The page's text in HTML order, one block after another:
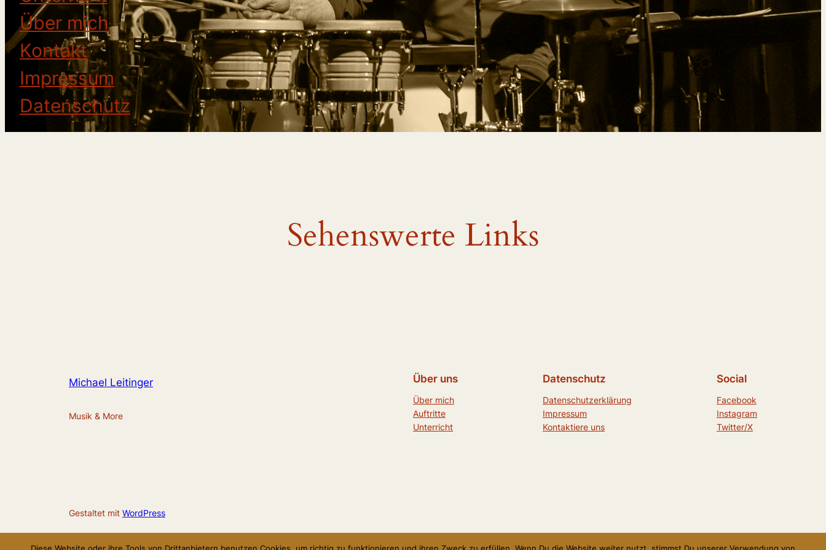
Über mich
Kontakt
Impressum
Datenschutz
Sehenswerte Links
Michael Leitinger
Musik & More
Über uns
Über mich
Auftritte
Unterricht
Datenschutz
Datenschutzerklärung
Impressum
Kontaktiere uns
Social
Facebook
Instagram
Twitter/X
Gestaltet mit WordPress